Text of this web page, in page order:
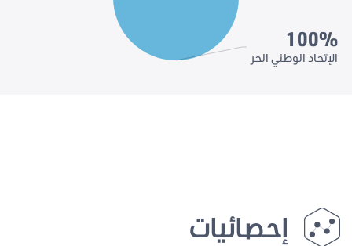
100%
الإتحاد الوطني الحر
إحصائيات